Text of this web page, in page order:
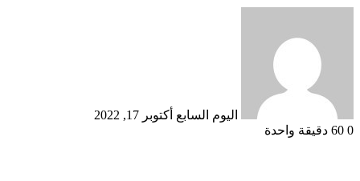
اليوم السابع أكتوبر 17, 2022
0
دقيقة واحدة